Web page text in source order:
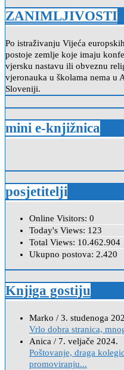
ZANIMLJIVOSTI
Po istraživanju Vijeća
postoje zemlje koje imaju
vjersku nastavu ili obveznu
vjeronauka u školama nema
Sloveniji.
mini e-knjižnica
posjetitelji
Online Visitors: 0
Today's Views: 123
Total Views: 10.462.904
Ukupno postova: 2.420
Knjiga gostiju
Marko / 3. studenoga
Vrlo dobra stranica,
Anica / 7. veljače 2024.
Poštovanje, draga
promoviranju...